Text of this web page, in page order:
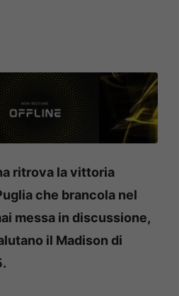
ritrova la vittoria
che brancola nel
messa in discussione,
il Madison di